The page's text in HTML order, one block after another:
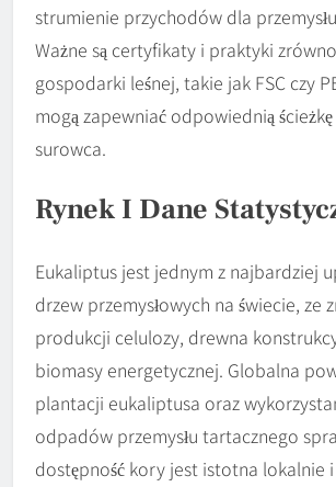
strumienie przychodów dla
Ważne są certyfikaty i praktyki
gospodarki leśnej, takie jak FSC czy
mogą zapewniać odpowiednią
surowca.
Rynek I Dane
Eukaliptus jest jednym z najbardziej
drzew przemysłowych na świecie, ze
produkcji celulozy, drewna
biomasy energetycznej. Globalna
plantacji eukaliptusa oraz
odpadów przemysłu tartacznego
dostępność kory jest istotna lokalnie